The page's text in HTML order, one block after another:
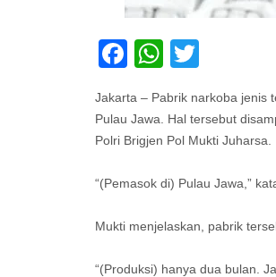
Facebook
Jakarta – Pabrik narkoba jenis
Pulau Jawa. Hal tersebut
Polri Brigjen Pol Mukti Juharsa.
“(Pemasok di) Pulau Jawa,”
Mukti menjelaskan, pabrik
“(Produksi) hanya dua bulan.